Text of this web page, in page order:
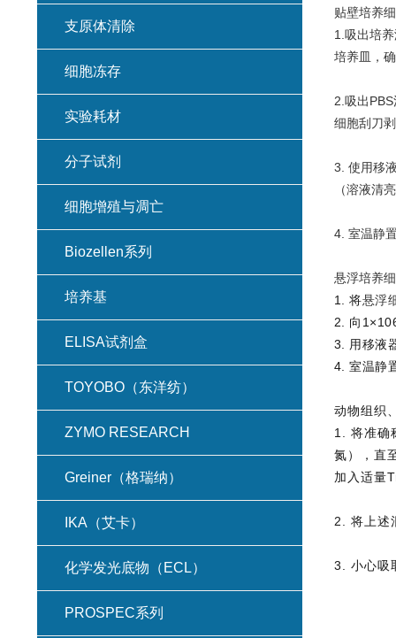
贴壁培养
1.吸出培
培养皿，
2.吸出
细胞刮刀
3. 使用移
（溶液清
4. 室温静
悬浮培养
1. 将悬浮
2. 向
3. 用移液
4. 室温静
动物组织
1. 将准确
氮），直
加入适量
2. 将上述
3. 小心吸
支原体清除
细胞冻存
实验耗材
分子试剂
细胞增殖与凋亡
Biozellen系列
培养基
ELISA试剂盒
TOYOBO（东洋纺）
ZYMO RESEARCH
Greiner（格瑞纳）
IKA（艾卡）
化学发光底物（ECL）
PROSPEC系列